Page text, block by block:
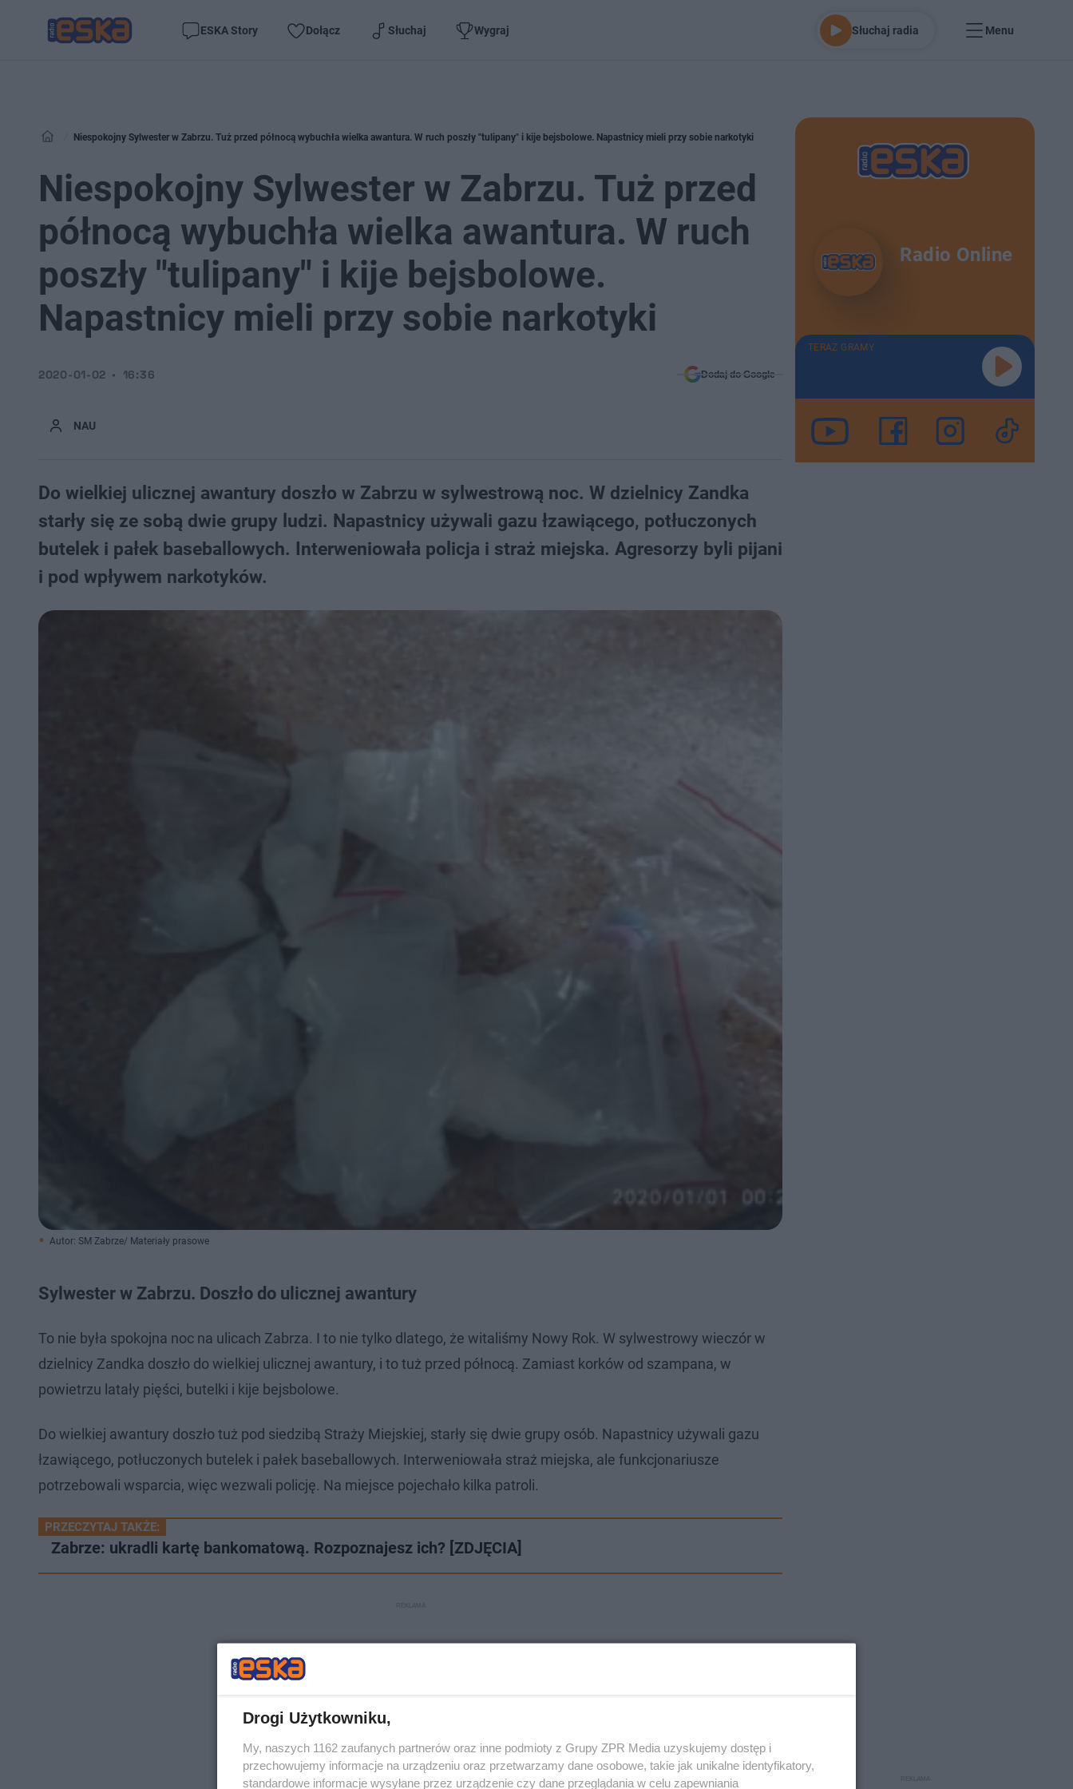
ESKA Story Dołącz Słuchaj Wygraj Słuchaj radia Menu
Niespokojny Sylwester w Zabrzu. Tuż przed północą wybuchła wielka awantura. W ruch poszły "tulipany" i kije bejsbolowe. Napastnicy mieli przy sobie narkotyki
Niespokojny Sylwester w Zabrzu. Tuż przed
północą wybuchła wielka awantura. W ruch
poszły "tulipany" i kije bejsbolowe.
Napastnicy mieli przy sobie narkotyki
NAU
2020-01-02 16:36 Dodaj do Google
Do wielkiej ulicznej awantury doszło w Zabrzu w sylwestrową noc. W dzielnicy Zandka
starły się ze sobą dwie grupy ludzi. Napastnicy używali gazu łzawiącego, potłuczonych
butelek i pałek baseballowych. Interweniowała policja i straż miejska. Agresorzy byli pijani
i pod wpływem narkotyków.
Autor: SM Zabrze/ Materiały prasowe
Sylwester w Zabrzu. Doszło do ulicznej awantury
To nie była spokojna noc na ulicach Zabrza. I to nie tylko dlatego, że witaliśmy Nowy Rok. W sylwestrowy wieczór w
dzielnicy Zandka doszło do wielkiej ulicznej awantury, i to tuż przed północą. Zamiast korków od szampana, w
powietrzu latały pięści, butelki i kije bejsbolowe.
Do wielkiej awantury doszło tuż pod siedzibą Straży Miejskiej, starły się dwie grupy osób. Napastnicy używali gazu
łzawiącego, potłuczonych butelek i pałek baseballowych. Interweniowała straż miejska, ale funkcjonariusze
potrzebowali wsparcia, więc wezwali policję. Na miejsce pojechało kilka patroli.
PRZECZYTAJ TAKŻE:
Zabrze: ukradli kartę bankomatową. Rozpoznajesz ich? [ZDJĘCIA]
Radio Online
TERAZ GRAMY
Drogi Użytkowniku,
My, naszych 1162 zaufanych partnerów oraz inne podmioty z Grupy ZPR Media uzyskujemy dostęp i
przechowujemy informacje na urządzeniu oraz przetwarzamy dane osobowe, takie jak unikalne identyfikatory,
standardowe informacje wysyłane przez urządzenie czy dane przeglądania w celu zapewniania